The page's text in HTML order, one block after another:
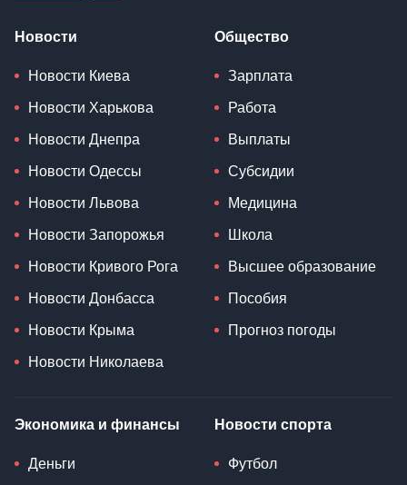
Новости
Новости Киева
Новости Харькова
Новости Днепра
Новости Одессы
Новости Львова
Новости Запорожья
Новости Кривого Рога
Новости Донбасса
Новости Крыма
Новости Николаева
Общество
Зарплата
Работа
Выплаты
Субсидии
Медицина
Школа
Высшее образование
Пособия
Прогноз погоды
Экономика и финансы
Деньги
Новости спорта
Футбол